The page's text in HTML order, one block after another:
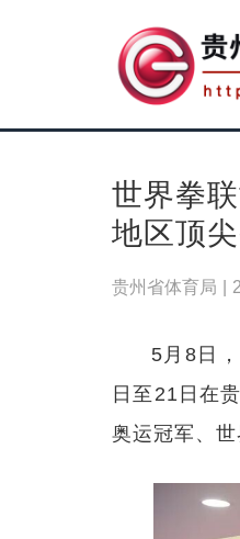
世界拳
地区顶
贵州省体育局 |
5月8日
日至21日在
奥运冠军、